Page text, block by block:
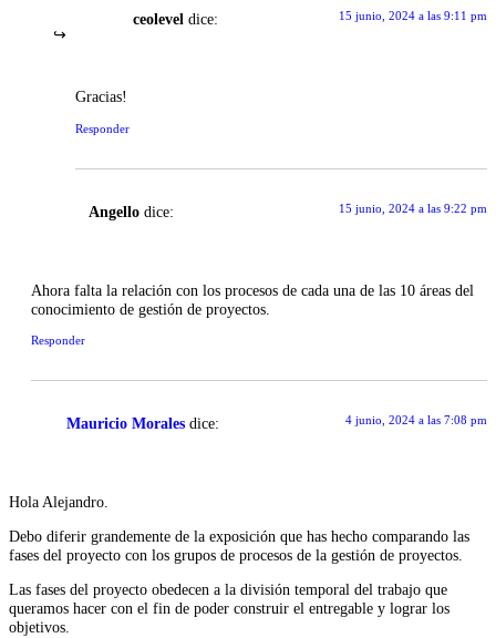
ceolevel dice: 15 junio, 2024 a las 9:11 pm
Gracias!
Responder
Angello dice: 15 junio, 2024 a las 9:22 pm
Ahora falta la relación con los procesos de cada una de las 10 áreas del
conocimiento de gestión de proyectos.
Responder
Mauricio Morales dice: 4 junio, 2024 a las 7:08 pm
Hola Alejandro.
Debo diferir grandemente de la exposición que has hecho comparando las
fases del proyecto con los grupos de procesos de la gestión de proyectos.
Las fases del proyecto obedecen a la división temporal del trabajo que
queramos hacer con el fin de poder construir el entregable y lograr los
objetivos.